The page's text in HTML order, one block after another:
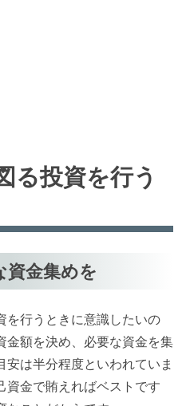
る投資を行う
資金集めを
を行うときに意識したいの
金額を決め、必要な資金を集
は半分程度といわれていま
資金で賄えればベストです